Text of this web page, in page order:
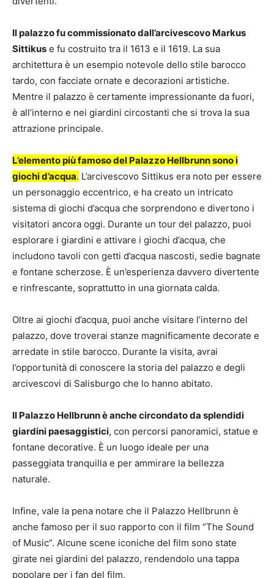
Il palazzo fu commissionato dall’arcivescovo Markus
Sittikus e fu costruito tra il 1613 e il 1619. La sua
architettura è un esempio notevole dello stile barocco
tardo, con facciate ornate e decorazioni artistiche.
Mentre il palazzo è certamente impressionante da fuori,
è all’interno e nei giardini circostanti che si trova la sua
attrazione principale.
L’elemento più famoso del Palazzo Hellbrunn sono i
giochi d’acqua. L’arcivescovo Sittikus era noto per essere
un personaggio eccentrico, e ha creato un intricato
sistema di giochi d’acqua che sorprendono e divertono i
visitatori ancora oggi. Durante un tour del palazzo, puoi
esplorare i giardini e attivare i giochi d’acqua, che
includono tavoli con getti d’acqua nascosti, sedie bagnate
e fontane scherzose. È un’esperienza davvero divertente
e rinfrescante, soprattutto in una giornata calda.
Oltre ai giochi d’acqua, puoi anche visitare l’interno del
palazzo, dove troverai stanze magnificamente decorate e
arredate in stile barocco. Durante la visita, avrai
l’opportunità di conoscere la storia del palazzo e degli
arcivescovi di Salisburgo che lo hanno abitato.
Il Palazzo Hellbrunn è anche circondato da splendidi
giardini paesaggistici, con percorsi panoramici, statue e
fontane decorative. È un luogo ideale per una
passeggiata tranquilla e per ammirare la bellezza
naturale.
Infine, vale la pena notare che il Palazzo Hellbrunn è
anche famoso per il suo rapporto con il film “The Sound
of Music”. Alcune scene iconiche del film sono state
girate nei giardini del palazzo, rendendolo una tappa
popolare per i fan del film.